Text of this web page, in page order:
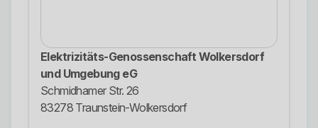
Elektrizitäts-Genossenschaft Wolkersdorf
und Umgebung eG
Schmidhamer Str. 26
83278 Traunstein-Wolkersdorf